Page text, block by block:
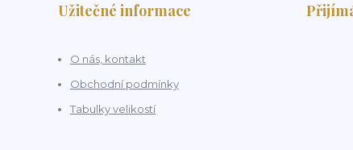
Užitečné informace
O nás, kontakt
Obchodní podmínky
Tabulky velikostí